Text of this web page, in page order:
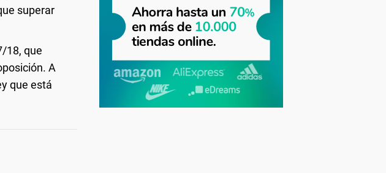
superar
18, que
A
que está